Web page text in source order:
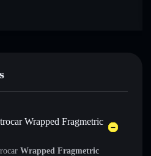
Wrapped Fragmetric
Wrapped Fragmetric